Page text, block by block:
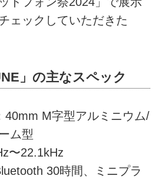
ェックしていただきた
」の主なスペック
40mm M字型アルミニウム/
ム型
〜22.1kHz
30時間、ミニプラ